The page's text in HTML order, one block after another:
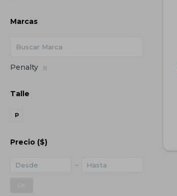
Marcas
Penalty (1)
Talle
P
Precio ($)